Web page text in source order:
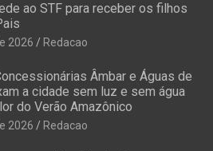
ao STF para receber os filhos
2026 Redacao
Âmbar e Águas de
a cidade sem luz e sem água
do Verão Amazônico
2026 Redacao